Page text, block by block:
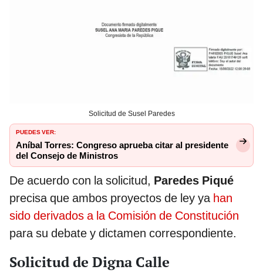
Solicitud de Susel Paredes
PUEDES VER:
Aníbal Torres: Congreso aprueba citar al presidente
del Consejo de Ministros
De acuerdo con la solicitud, Paredes Piqué
precisa que ambos proyectos de ley ya han
sido derivados a la Comisión de Constitución
para su debate y dictamen correspondiente.
Solicitud de Digna Calle